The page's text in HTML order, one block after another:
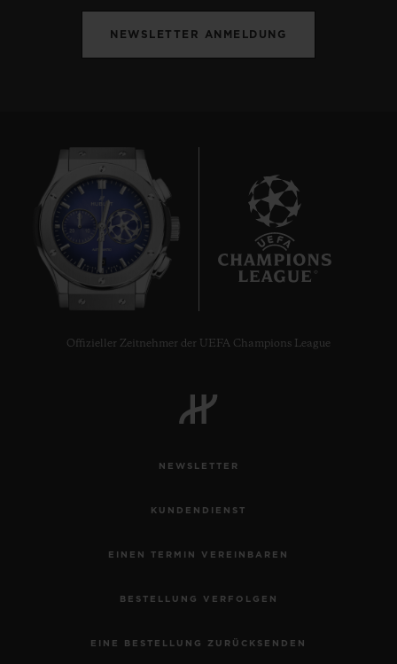
NEWSLETTER ANMELDUNG
Offizieller Zeitnehmer der UEFA Champions League
NEWSLETTER
KUNDENDIENST
EINEN TERMIN VEREINBAREN
BESTELLUNG VERFOLGEN
EINE BESTELLUNG ZURÜCKSENDEN